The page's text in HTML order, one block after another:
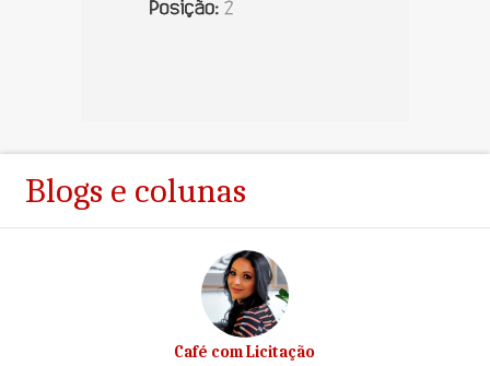
Blogs e colunas
Café com Licitação